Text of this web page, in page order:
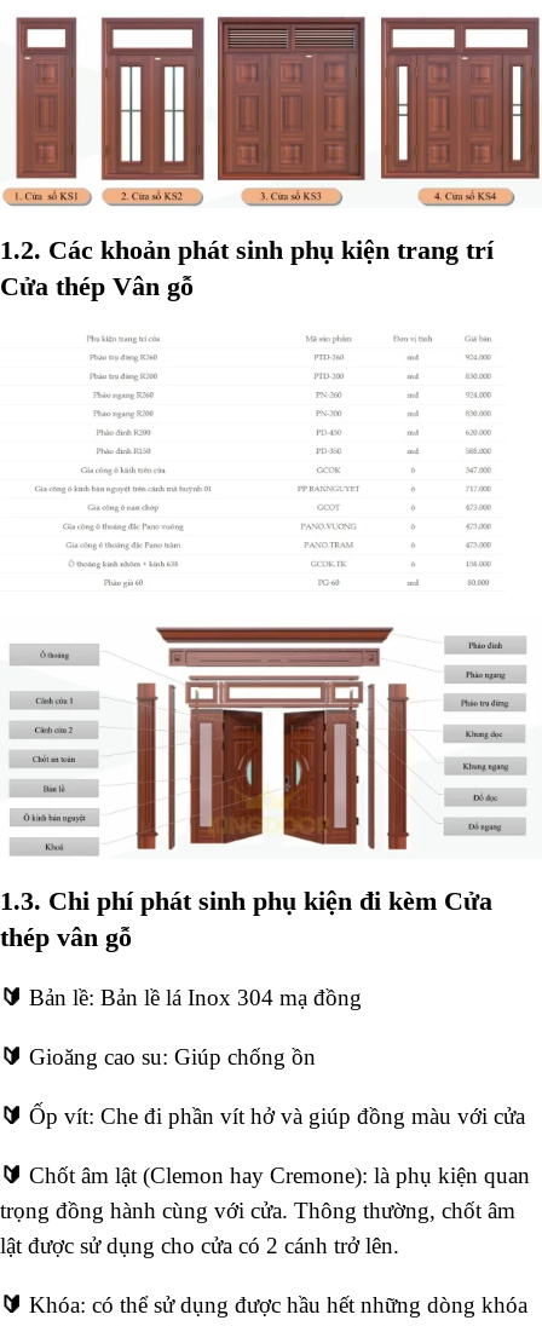
1.2. Các khoản phát sinh phụ kiện trang trí
Cửa thép Vân gỗ
1.3. Chi phí phát sinh phụ kiện đi kèm Cửa
thép vân gỗ
🔰 Bản lề: Bản lề lá Inox 304 mạ đồng
🔰 Gioăng cao su: Giúp chống ồn
🔰 Ốp vít: Che đi phần vít hở và giúp đồng màu với cửa
🔰 Chốt âm lật (Clemon hay Cremone): là phụ kiện quan
trọng đồng hành cùng với cửa. Thông thường, chốt âm
lật được sử dụng cho cửa có 2 cánh trở lên.
🔰 Khóa: có thể sử dụng được hầu hết những dòng khóa